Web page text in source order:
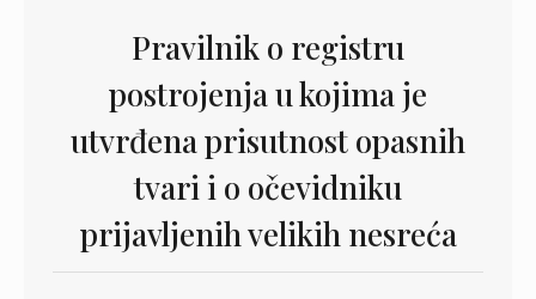
Pravilnik o registru
postrojenja u kojima je
utvrđena prisutnost opasnih
tvari i o očevidniku
prijavljenih velikih nesreća